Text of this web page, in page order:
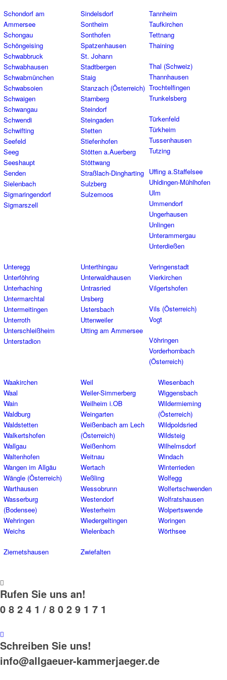
Schondorf am
Ammersee
Schongau
Schöngeising
Schwabbruck
Schwabhausen
Schwabmünchen
Schwabsoien
Schwaigen
Schwangau
Schwendi
Schwifting
Seefeld
Seeg
Seeshaupt
Senden
Sielenbach
Sigmaringendorf
Sigmarszell
Sindelsdorf
Sontheim
Sonthofen
Spatzenhausen
St. Johann
Stadtbergen
Staig
Stanzach (Österreich)
Starnberg
Steindorf
Steingaden
Stetten
Stiefenhofen
Stötten a.Auerberg
Stöttwang
Straßlach-Dingharting
Sulzberg
Sulzemoos
Tannheim
Taufkirchen
Tettnang
Thaining
Thal (Schweiz)
Thannhausen
Trochtelfingen
Trunkelsberg
Türkenfeld
Türkheim
Tussenhausen
Tutzing
Uffing a.Staffelsee
Uhldingen-Mühlhofen
Ulm
Ummendorf
Ungerhausen
Unlingen
Unterammergau
Unterdießen
Unteregg
Unterföhring
Unterhaching
Untermarchtal
Untermeitingen
Unterroth
Unterschleißheim
Unterstadion
Unterthingau
Unterwaldhausen
Untrasried
Ursberg
Ustersbach
Uttenweiler
Utting am Ammersee
Veringenstadt
Vierkirchen
Vilgertshofen
Vils (Österreich)
Vogt
Vöhringen
Vorderhornbach
(Österreich)
Waakirchen
Waal
Wain
Waldburg
Waldstetten
Walkertshofen
Wallgau
Waltenhofen
Wangen im Allgäu
Wängle (Österreich)
Warthausen
Wasserburg
(Bodensee)
Wehringen
Weichs
Weil
Weiler-Simmerberg
Weilheim i.OB
Weingarten
Weißenbach am Lech
(Österreich)
Weißenhorn
Weitnau
Wertach
Weßling
Wessobrunn
Westendorf
Westerheim
Wiedergeltingen
Wielenbach
Wiesenbach
Wiggensbach
Wildermieming
(Österreich)
Wildpoldsried
Wildsteig
Wilhelmsdorf
Windach
Winterrieden
Wolfegg
Wolfertschwenden
Wolfratshausen
Wolpertswende
Woringen
Wörthsee
Ziemetshausen Zwiefalten
Rufen Sie uns an!
0 8 2 4 1 / 8 0 2 9 1 7 1
Schreiben Sie uns!
info@allgaeuer-kammerjaeger.de